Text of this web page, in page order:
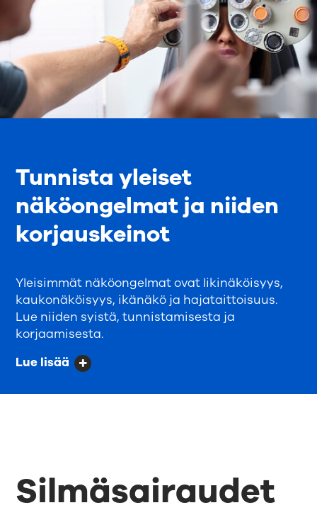
Tunnista yleiset
näköongelmat ja niiden
korjauskeinot
Yleisimmät näköongelmat ovat likinäköisyys,
kaukonäköisyys, ikänäkö ja hajataittoisuus.
Lue niiden syistä, tunnistamisesta ja
korjaamisesta.
Lue lisää
Silmäsairaudet